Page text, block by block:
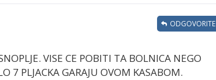
VISE CE POBITI TA BOLNICA NEGO
7 PLJACKA GARAJU OVOM KASABOM.
ODGOVORITE